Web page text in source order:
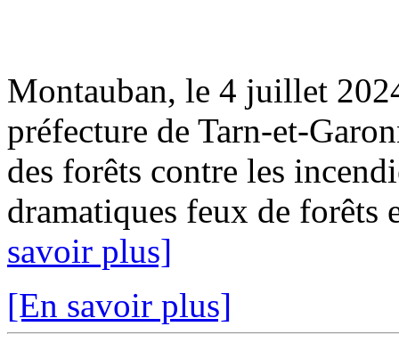
Montauban, le 4 juillet
préfecture de Tarn-et-
des forêts contre les
dramatiques feux de forêts
savoir plus]
[En savoir plus]